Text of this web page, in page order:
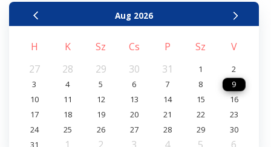
Aug 2026
H K Sz Cs P Sz
V
27
28 29 30 31 1
2
3
4 5 6 7 8
9
10
11 12 13 14 15
16
17
18 19 20 21 22
23
24
25 26 27 28 29
30
31